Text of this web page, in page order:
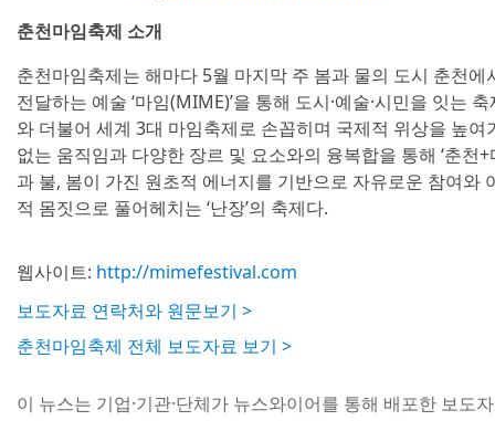
춘천마임축제 소개
춘천마임축제는 해마다 5월 마지막 주 봄과 물의 도시 춘천
전달하는 예술 ‘마임(MIME)’을 통해 도시·예술·시민을 잇는
와 더불어 세계 3대 마임축제로 손꼽히며 국제적 위상을 높
없는 움직임과 다양한 장르 및 요소와의 융복합을 통해 ‘춘천
과 불, 봄이 가진 원초적 에너지를 기반으로 자유로운 참여
적 몸짓으로 풀어헤치는 ‘난장’의 축제다.
웹사이트: http://mimefestival.com
보도자료 연락처와 원문보기 >
춘천마임축제 전체 보도자료 보기 >
이 뉴스는 기업·기관·단체가 뉴스와이어를 통해 배포한 보도